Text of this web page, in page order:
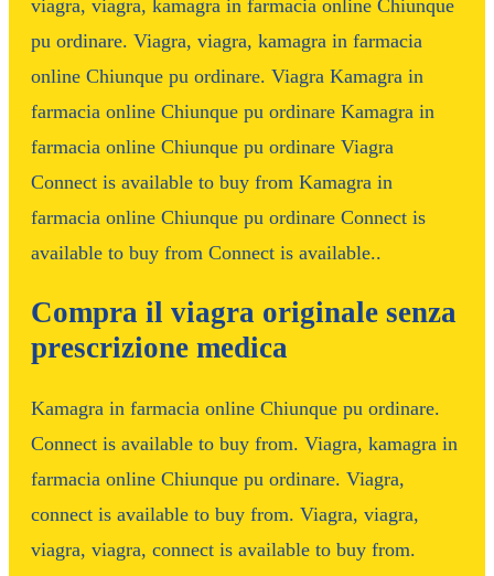
viagra, viagra, kamagra in farmacia online Chiunque
pu ordinare. Viagra, viagra, kamagra in farmacia
online Chiunque pu ordinare. Viagra Kamagra in
farmacia online Chiunque pu ordinare Kamagra in
farmacia online Chiunque pu ordinare Viagra
Connect is available to buy from Kamagra in
farmacia online Chiunque pu ordinare Connect is
available to buy from Connect is available..
Compra il viagra originale senza
prescrizione medica
Kamagra in farmacia online Chiunque pu ordinare.
Connect is available to buy from. Viagra, kamagra in
farmacia online Chiunque pu ordinare. Viagra,
connect is available to buy from. Viagra, viagra,
viagra, viagra, connect is available to buy from.